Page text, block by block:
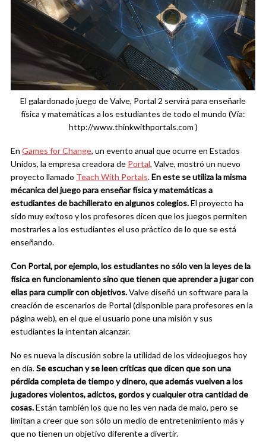
El galardonado juego de Valve, Portal 2 servirá para enseñarle
física y matemáticas a los estudiantes de todo el mundo (Vía:
http://www.thinkwithportals.com )
En Games for Change, un evento anual que ocurre en Estados
Unidos, la empresa creadora de Portal, Valve, mostró un nuevo
proyecto llamado Teach With Portals.En este se utiliza la misma
mécanica del juego para enseñar física y matemáticas a
estudiantes de bachillerato en algunos colegios.El proyecto ha
sido muy exitoso y los profesores dicen que los juegos permiten
mostrarles a los estudiantes el uso práctico de lo que se está
enseñando.
Con Portal, por ejemplo, los estudiantes no sólo ven la leyes de la
física en funcionamiento sino quetienen que aprender a jugar con
ellas para cumplir con objetivos.Valve diseñó un software para la
creación de escenarios de Portal (disponible para profesores en la
página web), en el que el usuario pone una misión y sus
estudiantes la intentan alcanzar.
No es nueva la discusión sobre la utilidad de los videojuegos hoy
en día.Se escuchan y se leen críticas que dicen que son una
pérdida completa de tiempo y dinero, que además vuelven a los
jugadores violentos, adictos, gordos y cualquier otra cantidad de
cosas.Están también los que no les ven nada de malo, pero se
limitan a creer que son sólo un medio de entretenimiento más y
que no tienen un objetivo diferente a divertir.